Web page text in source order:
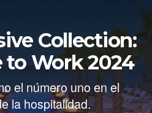
Collection:
to Work 2024
el número uno en el
la hospitalidad.